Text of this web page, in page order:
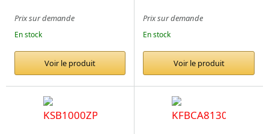
Prix sur demande
En stock
Voir le produit
Prix sur demande
En stock
Voir le produit